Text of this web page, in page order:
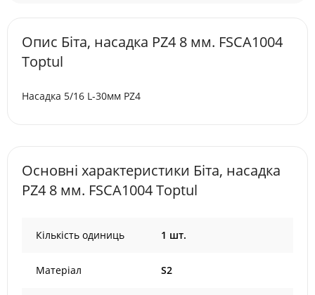
Опис Біта, насадка PZ4 8 мм. FSCA1004
Toptul
Насадка 5/16 L-30мм PZ4
Основні характеристики Біта, насадка
PZ4 8 мм. FSCA1004 Toptul
Кількість одиниць 1 шт.
Матеріал S2